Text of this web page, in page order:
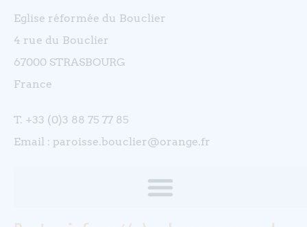
Eglise réformée du Bouclier
4 rue du Bouclier
67000 STRASBOURG
France
T. +33 (0)3 88 75 77 85
Email : paroisse.bouclier@orange.fr